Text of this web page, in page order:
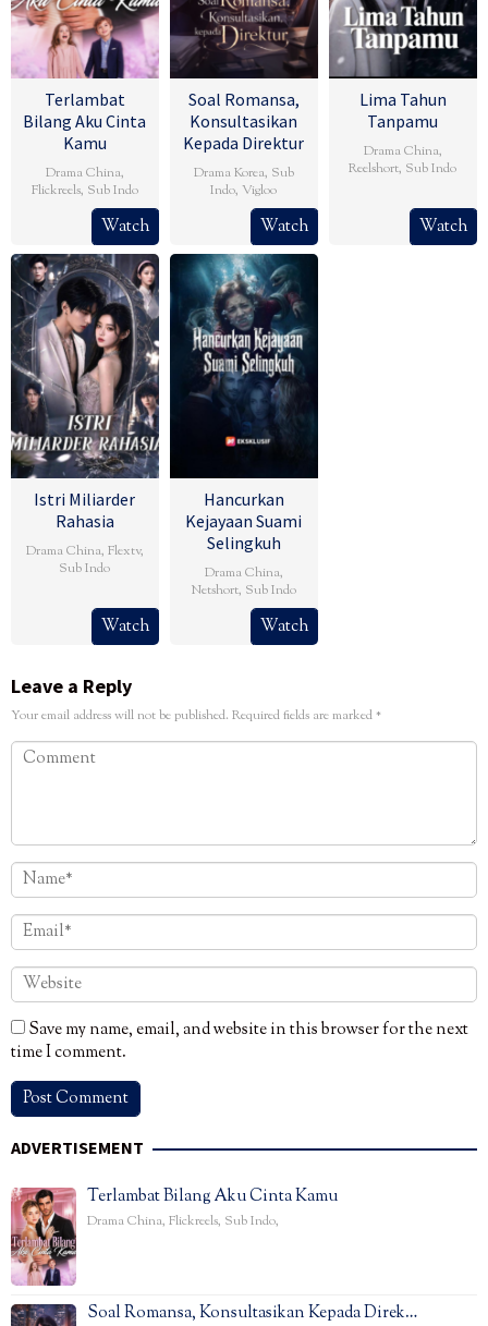
Terlambat
Bilang Aku Cinta
Kamu
Drama China,
Flickreels, Sub Indo
Watch
Soal Romansa,
Konsultasikan
Kepada Direktur
Drama Korea, Sub
Indo,Vigloo
Watch
Lima Tahun
Tanpamu
Drama China,
Reelshort, Sub Indo
Watch
Istri Miliarder
Rahasia
Drama China, Flextv,
Sub Indo
Watch
Hancurkan
Kejayaan Suami
Selingkuh
Drama China,
Netshort, Sub Indo
Watch
Leave a Reply
Your email address will not be published. Required fields are marked*
Save my name, email, and website in this browser for the next
time I comment.
ADVERTISEMENT
Terlambat Bilang Aku Cinta Kamu
Drama China, Flickreels, Sub Indo,
Soal Romansa, Konsultasikan Kepada Direk…